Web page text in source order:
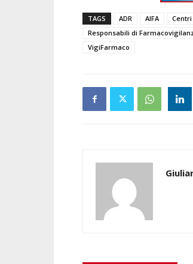
TAGS ADR AIFA
Responsabili di
VigiFarmaco